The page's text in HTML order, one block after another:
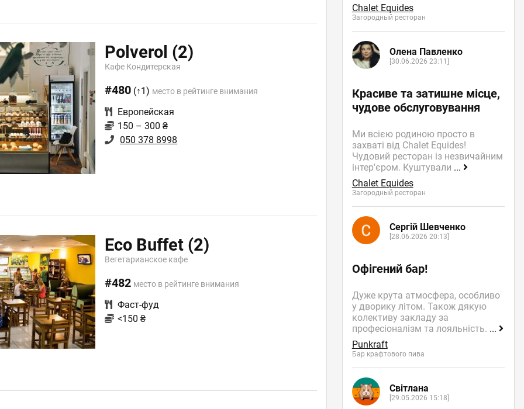
Polverol (2)
Кафе Кондитерская
#480 (↑1) место в рейтинге внимания
Европейская
150 – 300 ₴
050 378 8998
Eco Buffet (2)
Вегетарианское кафе
#482 место в рейтинге внимания
Фаст-фуд
<150 ₴
Chalet Equides
Загородный ресторан
Олена Павленко
[30.06.2026 23:11]
Красиве та затишне місце,
чудове обслуговування
Ми всією родиною просто в
захваті від Chalet Equides!
Чудовий ресторан із незвичайним
інтер'єром. Куштували ...
Chalet Equides
Загородный ресторан
Сергій Шевченко
[28.06.2026 20:13]
Офігений бар!
Дуже крута атмосфера, особливо
у дворику літом. Також дякую
колективу закладу за
професіоналізм та лояльність. ...
Punkraft
Бар крафтового пива
Світлана
[29.05.2026 15:18]